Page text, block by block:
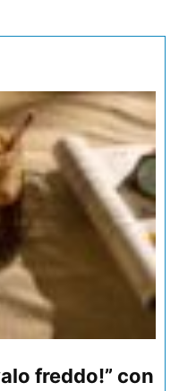
freddo!” con